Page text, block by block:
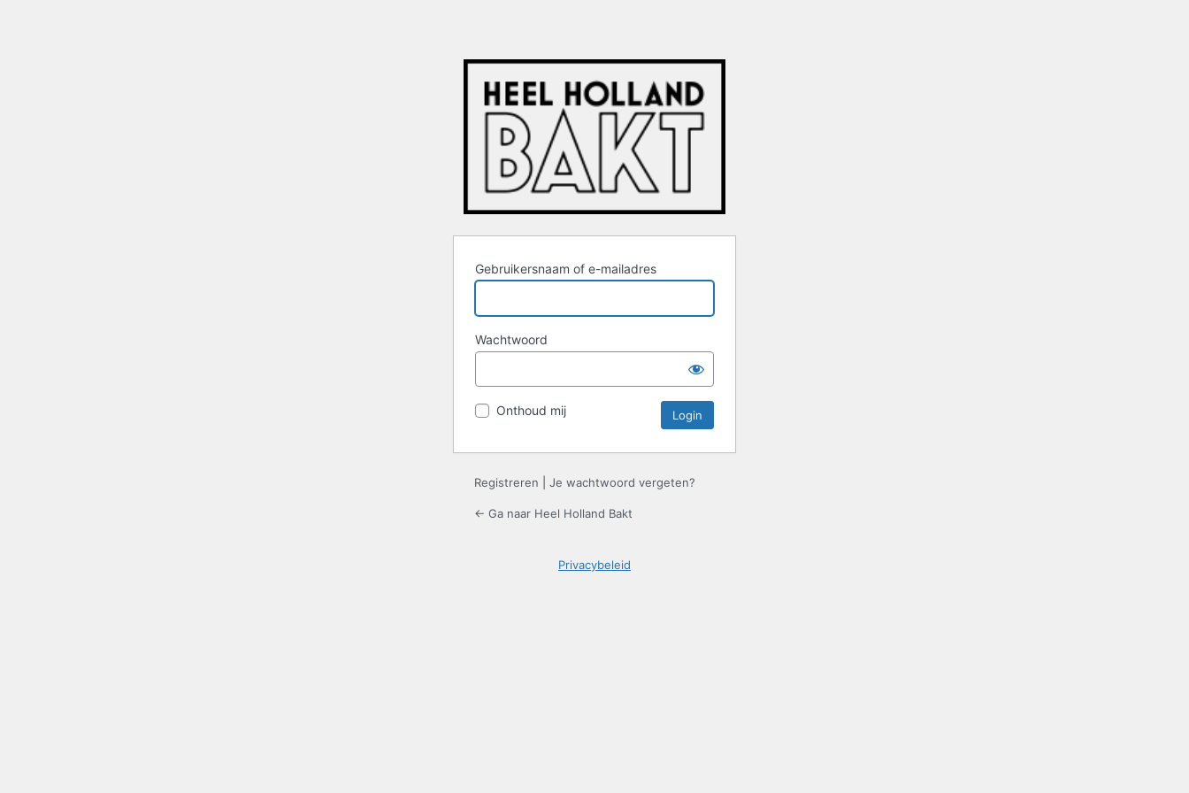
Gebruikersnaam of e-mailadres
Wachtwoord
Onthoud mij
Registreren Je wachtwoord vergeten?
← Ga naar Heel Holland Bakt
Privacybeleid